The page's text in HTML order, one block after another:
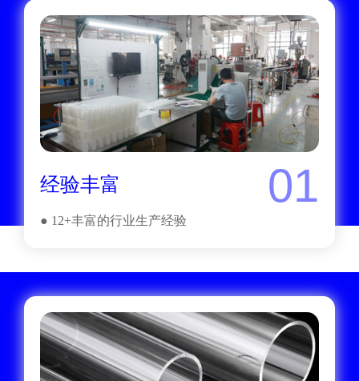
经验丰富 01
● 12+丰富的行业生产经验